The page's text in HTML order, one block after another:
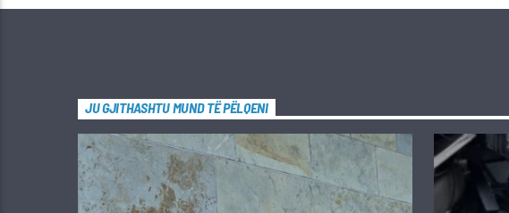
JU GJITHASHTU MUND TË PËLQENI